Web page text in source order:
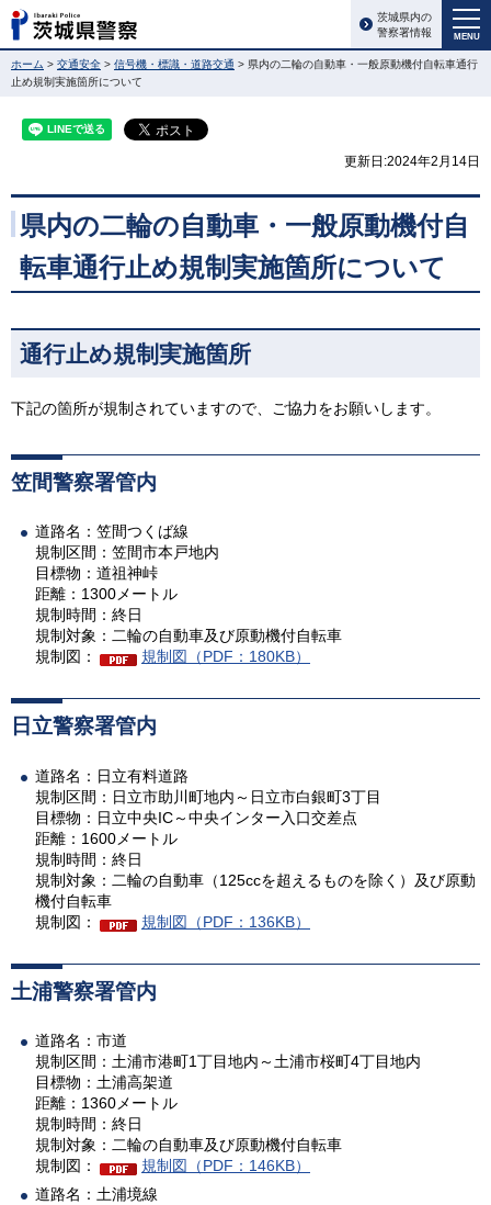
MENU
茨城県内の
警察署情報
ホーム > 交通安全 > 信号機・標識・道路交通 > 県内の二輪の自動車・一般原動機付自転車通行
止め規制実施箇所について
更新日:2024年2月14日
県内の二輪の自動車・一般原動機付自
転車通行止め規制実施箇所について
通行止め規制実施箇所
下記の箇所が規制されていますので、ご協力をお願いします。
笠間警察署管内
道路名：笠間つくば線
規制区間：笠間市本戸地内
目標物：道祖神峠
距離：1300メートル
規制時間：終日
規制対象：二輪の自動車及び原動機付自転車
規制図：
規制図（PDF：180KB）
日立警察署管内
道路名：日立有料道路
規制区間：日立市助川町地内～日立市白銀町3丁目
目標物：日立中央IC～中央インター入口交差点
距離：1600メートル
規制時間：終日
規制対象：二輪の自動車（125ccを超えるものを除く）及び原動
機付自転車
規制図：
規制図（PDF：136KB）
土浦警察署管内
道路名：市道
規制区間：土浦市港町1丁目地内～土浦市桜町4丁目地内
目標物：土浦高架道
距離：1360メートル
規制時間：終日
規制対象：二輪の自動車及び原動機付自転車
規制図：
規制図（PDF：146KB）
道路名：土浦境線